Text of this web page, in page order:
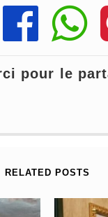
pour le
RELATED POSTS